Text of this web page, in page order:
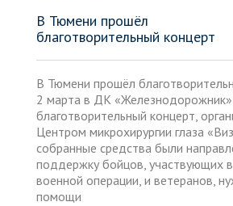
В Тюмени прошёл
благотворительный концерт
В Тюмени прошёл
2 марта в ДК «Железнодорожник»
благотворительный концерт,
Центром микрохирургии глаза
собранные средства были
поддержку бойцов, участвующих
военной операции, и ветеранов,
помощи